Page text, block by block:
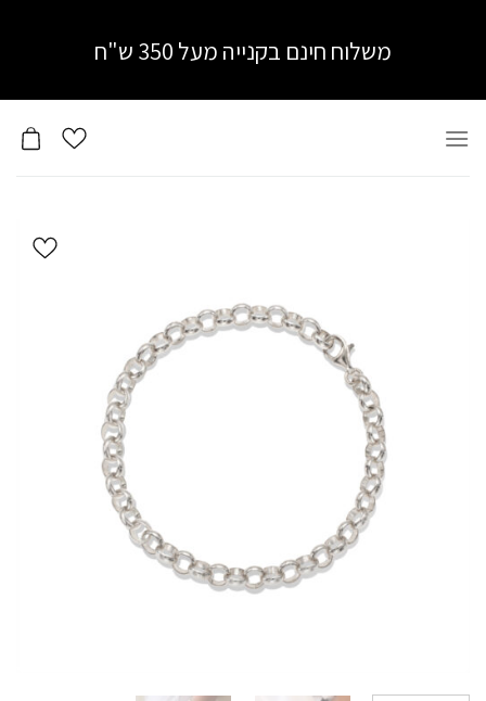
משלוח חינם בקנייה מעל 350 ש"ח